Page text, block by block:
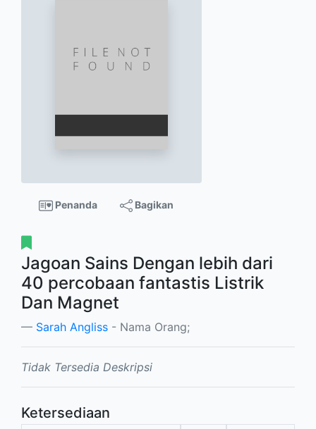
Penanda Bagikan
Jagoan Sains Dengan lebih dari
40 percobaan fantastis Listrik
Dan Magnet
Sarah Angliss - Nama Orang;
Tidak Tersedia Deskripsi
Ketersediaan